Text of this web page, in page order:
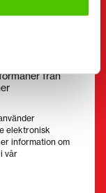
och
från
elektronisk
information om
vår